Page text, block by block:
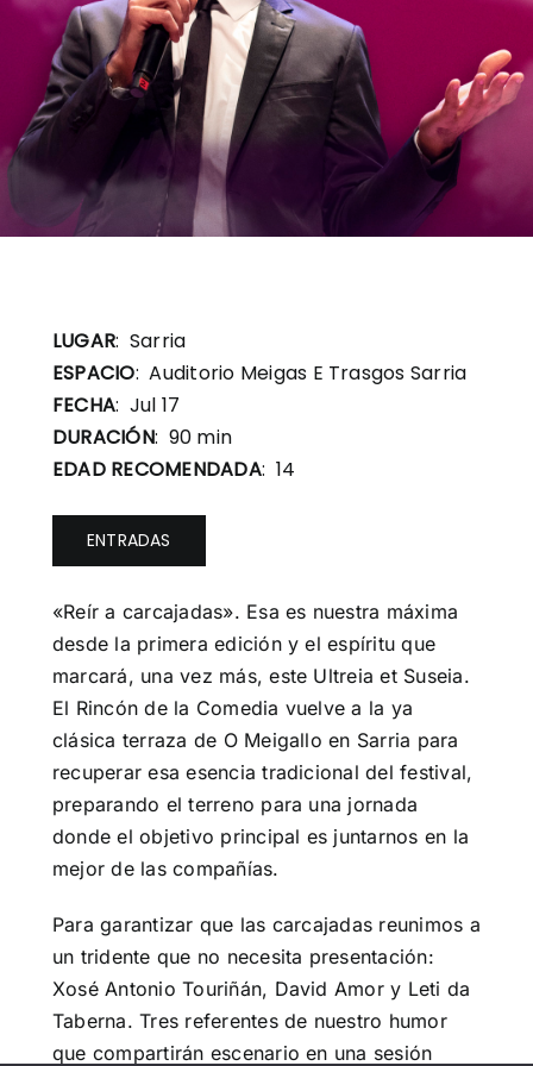
LUGAR: Sarria
ESPACIO: Auditorio Meigas E Trasgos Sarria
FECHA: Jul 17
DURACIÓN: 90 min
EDAD RECOMENDADA: 14
ENTRADAS
«Reír a carcajadas». Esa es nuestra máxima
desde la primera edición y el espíritu que
marcará, una vez más, este Ultreia et Suseia.
El Rincón de la Comedia vuelve a la ya
clásica terraza de O Meigallo en Sarria para
recuperar esa esencia tradicional del festival,
preparando el terreno para una jornada
donde el objetivo principal es juntarnos en la
mejor de las compañías.
Para garantizar que las carcajadas reunimos a
un tridente que no necesita presentación:
Xosé Antonio Touriñán, David Amor y Leti da
Taberna. Tres referentes de nuestro humor
que compartirán escenario en una sesión